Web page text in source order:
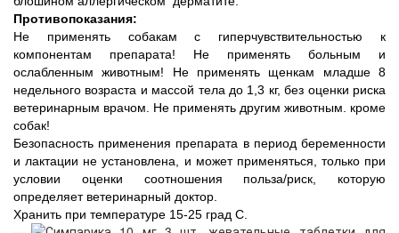
Противопоказания:
Не применять собакам с гиперчувствительностью к
компонентам препарата! Не применять больным и
ослабленным животным! Не применять щенкам младше 8
недельного возраста и массой тела до 1,3 кг, без оценки риска
ветеринарным врачом. Не применять другим животным. кроме
собак!
Безопасность применения препарата в период беременности
и лактации не установлена, и может применяться, только при
условии оценки соотношения польза/риск, которую
определяет ветеринарный доктор.
Хранить при температуре 15-25 град С.